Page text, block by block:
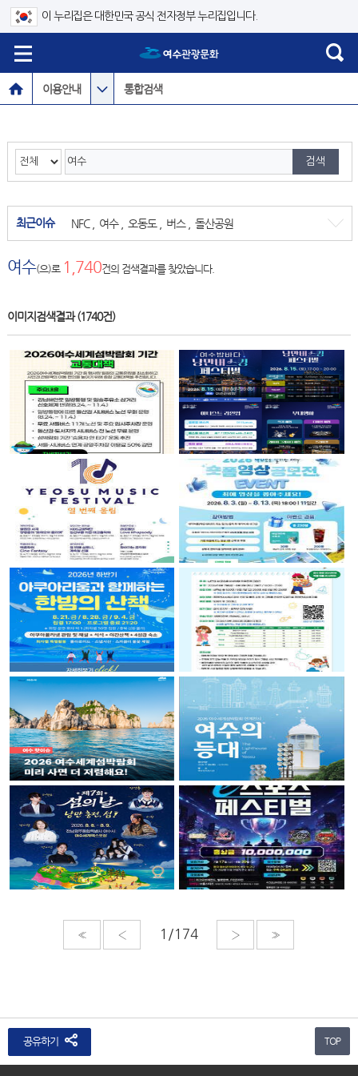
이 누리집은 대한민국 공식 전자정부 누리집입니다.
이용안내 통합검색
최근이슈 NFC, 여수, 오동도 버스, 돌산공원
여수(으)로 1,740건의 검색결과를 찾았습니다.
이미지검색결과(1740건)
« ‹ › »
공유하기 TOP